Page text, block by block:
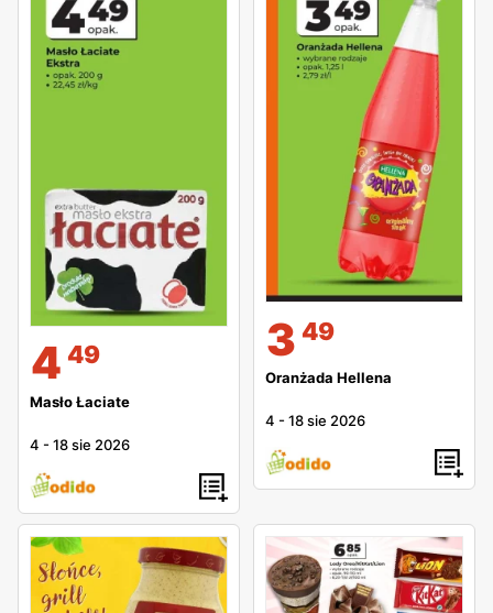
4 49
Masło Łaciate
4 -18 sie 2026
3 49
Oranżada Hellena
4 -18 sie 2026